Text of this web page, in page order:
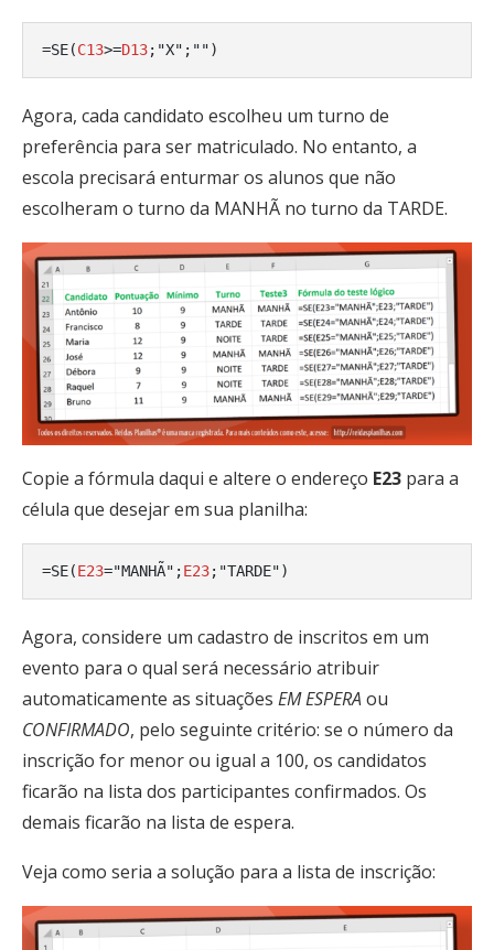
=SE(C13>=D13;"X";"")
Agora, cada candidato escolheu um turno de
preferência para ser matriculado. No entanto, a
escola precisará enturmar os alunos que não
escolheram o turno da MANHÃ no turno da TARDE.
Copie a fórmula daqui e altere o endereço E23 para a
célula que desejar em sua planilha:
=SE(E23="MANHÃ";E23;"TARDE")
Agora, considere um cadastro de inscritos em um
evento para o qual será necessário atribuir
automaticamente as situações EM ESPERAou
CONFIRMADO, pelo seguinte critério: se o número da
inscrição for menor ou igual a 100, os candidatos
ficarão na lista dos participantes confirmados. Os
demais ficarão na lista de espera.
Veja como seria a solução para a lista de inscrição: